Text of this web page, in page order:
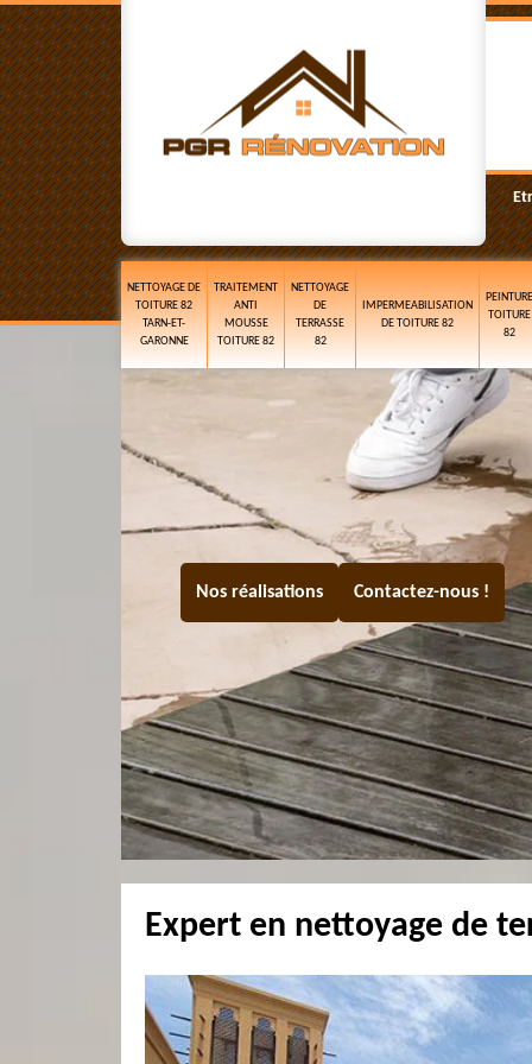
NETTOYAGE DE
TOITURE 82
TARN-ET-
GARONNE
TRAITEMENT
ANTI
MOUSSE
TOITURE 82
NETTOYAGE
DE
TERRASSE
82
IMPERMEABILISATION
DE TOITURE 82
PEINTURE
TOITURE
82
Nos réalisations Contactez-nous !
Expert en nettoyage de